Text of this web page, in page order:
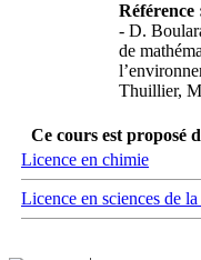
Référence
- D.
de
Thuillier,
Ce cours est proposé
Licence en chimie
Licence en sciences de